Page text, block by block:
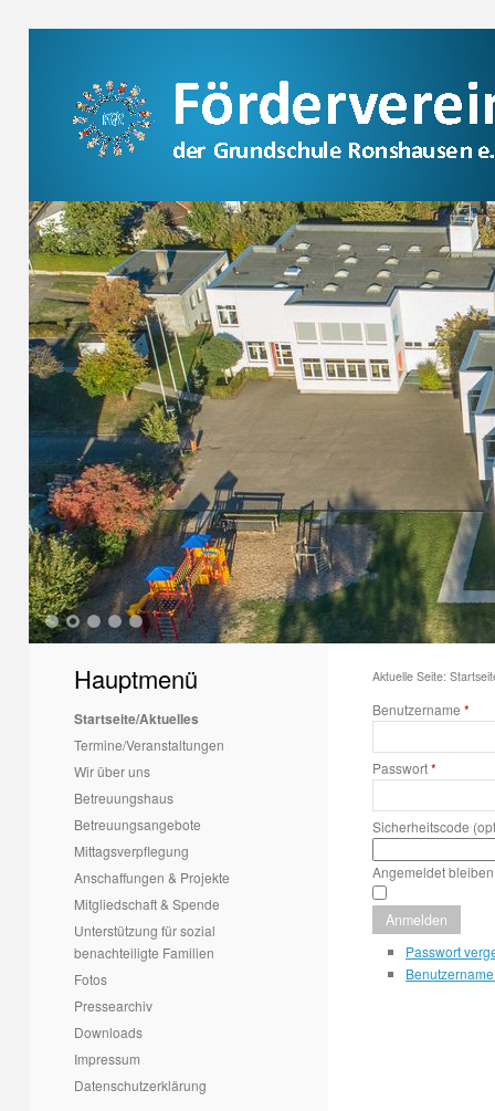
1 2 3 5
Hauptmenü
Startseite/Aktuelles
Termine/Veranstaltungen
Wir über uns
Betreuungshaus
Betreuungsangebote
Mittagsverpflegung
Anschaffungen & Projekte
Mitgliedschaft & Spende
Unterstützung für sozial
benachteiligte Familien
Fotos
Pressearchiv
Downloads
Impressum
Datenschutzerklärung
Aktuelle Seite:
Benutzername *
Passwort*
Sicherheitscode
Angemeldet bleiben
Anmelden
Passwort